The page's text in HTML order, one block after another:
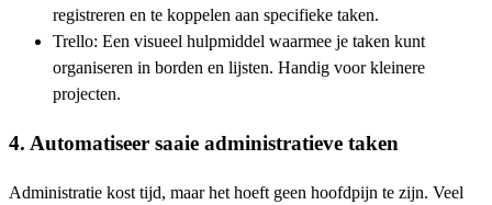
registreren en te koppelen aan specifieke taken.
Trello: Een visueel hulpmiddel waarmee je taken kunt
organiseren in borden en lijsten. Handig voor kleinere
projecten.
4. Automatiseer saaie administratieve taken
Administratie kost tijd, maar het hoeft geen hoofdpijn te zijn. Veel